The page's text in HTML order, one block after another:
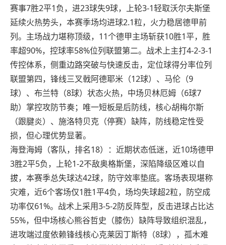
赛事7胜2平1负，进23球失9球，上轮3-1轻取沃尔夫斯堡
延续火热势头，本赛季场均进球2.1粒，火力稳居德甲前
列。主场战力堪称顶级，11个德甲主场斩获10胜1平，胜
率超90%，控球率58%位列联盟第二。战术上主打4-2-3-1
传控体系，侧重边路突破与快速反击，定位球得分率位列
联盟第四，锋线三叉戟阿德耶米（12球）、马伦（9
球）、布兰特（8球）状态火热，中场贝林厄姆（6球7
助）掌控攻防节奏；唯一短板是后防线，核心胡梅尔斯
（跟腱炎）、施洛特贝克（停赛）缺阵，防线稳定性受
损，但心理优势显著。
海登海姆（客队，排名18）：近期状态低迷，近10场德甲
3胜2平5负，上轮1-2不敌奥格斯堡，深陷降级区难以自
拔，本赛季总失球达42球，防守效率垫底。客场表现堪称
灾难，近6个客场仅1胜1平4负，场均失球超2粒，防空成
功率仅61%。战术上采用3-5-2防反阵型，反击进球占比达
55%，但中场核心熊谷哲史（膝伤）缺阵导致组织混乱，
进攻端过度依赖锋线核心克莱因丁斯特（8球），孤木难